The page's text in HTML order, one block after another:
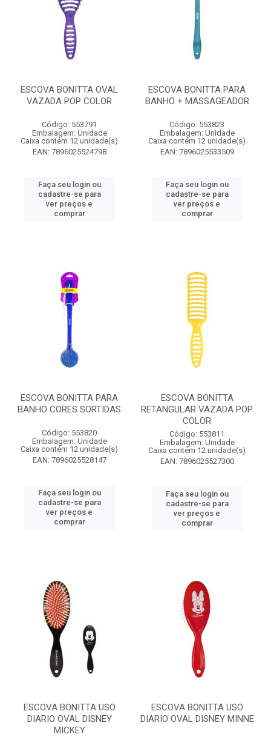
ESCOVA BONITTA OVAL
VAZADA POP COLOR
Código: 553791
Embalagem: Unidade
Caixa contém 12 unidade(s)
EAN: 7896025524798
Faça seu login ou
cadastre-se para
ver preços e
comprar
ESCOVA BONITTA PARA
BANHO + MASSAGEADOR
Código: 553823
Embalagem: Unidade
Caixa contém 12 unidade(s)
EAN: 7896025533509
Faça seu login ou
cadastre-se para
ver preços e
comprar
ESCOVA BONITTA PARA
BANHO CORES SORTIDAS
Código: 553820
Embalagem: Unidade
Caixa contém 12 unidade(s)
EAN: 7896025528147
Faça seu login ou
cadastre-se para
ver preços e
comprar
ESCOVA BONITTA
RETANGULAR VAZADA POP
COLOR
Código: 553811
Embalagem: Unidade
Caixa contém 12 unidade(s)
EAN: 7896025527300
Faça seu login ou
cadastre-se para
ver preços e
comprar
ESCOVA BONITTA USO
DIARIO OVAL DISNEY
MICKEY
ESCOVA BONITTA USO
DIARIO OVAL DISNEY MINNE